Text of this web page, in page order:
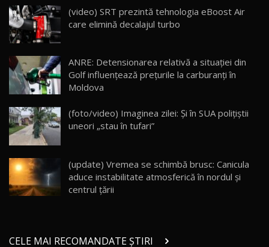
16
AutoBlogMD
13:10
17 20:06
30:08
AutoBlog.MD
23:36
20
Noul ZEEKR 7X / Test Drive AutoBlog.MD
29:08
21
Micul BYD Dolphin Surf / Test Drive
AutoBlog.MD
(video) SRT prezintă tehnologia eBoost Air
care elimină decalajul turbo
ANRE: Detensionarea relativă a situației din
Golf influențează prețurile la carburanți în
Moldova
(foto/video) Imaginea zilei: Și în SUA polițiștii
uneori „stau în tufari”
(update) Vremea se schimbă brusc: Canicula
aduce instabilitate atmosferică în nordul și
centrul țării
CELE MAI RECOMANDATE ȘTIRI